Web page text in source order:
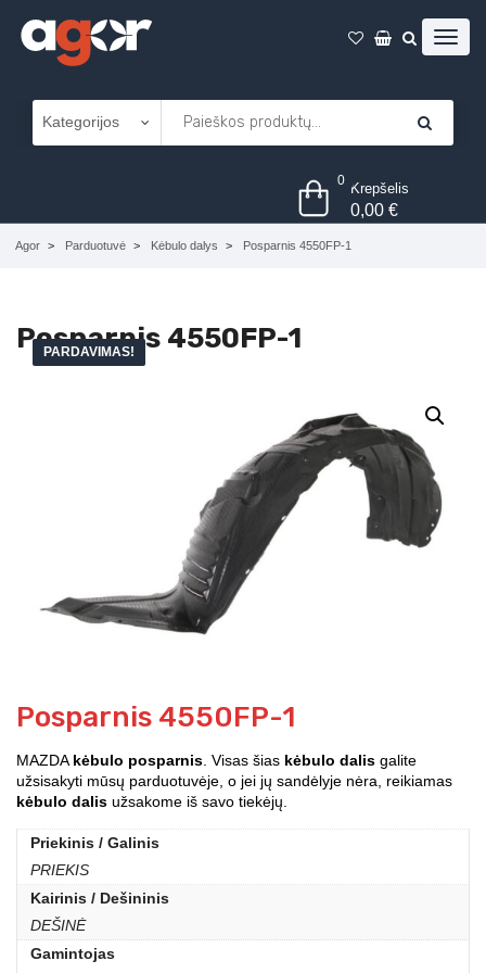
0 Krepšelis
0,00€
Agor Parduotuvė Kėbulo dalys Posparnis 4550FP-1
Posparnis 4550FP-1
PARDAVIMAS!
Posparnis 4550FP-1
MAZDAkėbulo posparnis. Visas šias kėbulo dalis galite
užsisakyti mūsų parduotuvėje, o jei jų sandėlyje nėra, reikiamas
kėbulo dalis užsakome iš savo tiekėjų.
Priekinis / Galinis
PRIEKIS
Kairinis / Dešininis
DEŠINĖ
Gamintojas